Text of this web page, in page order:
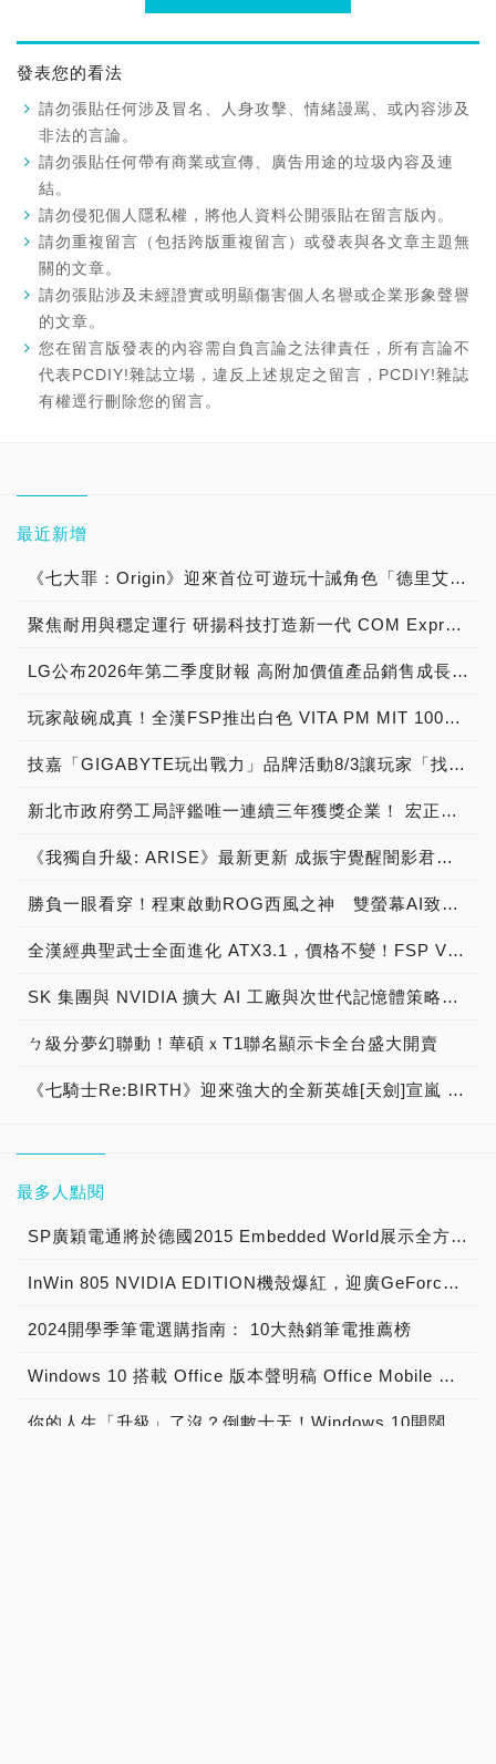
發表您的看法
請勿張貼任何涉及冒名、人身攻擊、情緒謾罵、或內容涉及
非法的言論。
請勿張貼任何帶有商業或宣傳、廣告用途的垃圾內容及連
結。
請勿侵犯個人隱私權，將他人資料公開張貼在留言版內。
請勿重複留言（包括跨版重複留言）或發表與各文章主題無
關的文章。
請勿張貼涉及未經證實或明顯傷害個人名譽或企業形象聲譽
的文章。
您在留言版發表的內容需自負言論之法律責任，所有言論不
代表PCDIY!雜誌立場，違反上述規定之留言，PCDIY!雜誌
有權逕行刪除您的留言。
最近新增
《七大罪：Origin》迎來首位可遊玩十誡角色「德里艾利」
聚焦耐用與穩定運行 研揚科技打造新一代 COM Express Type 6 模組
LG公布2026年第二季度財報 高附加價值產品銷售成長與成本競爭力提升，營業獲利年增 147%
玩家敲碗成真！全漢FSP推出白色 VITA PM MIT 1000W 靜音電源純白上市！ MIT 白金電源首度披上純白戰袍，支援 ATX 3.1、PCIe 5.1，10年保固！
技嘉「GIGABYTE玩出戰力」品牌活動8/3讓玩家「找到專屬配備」
新北市政府勞工局評鑑唯一連續三年獲獎企業！ 宏正三度榮膺新北市政府<友善移工企業>殊榮
《我獨自升級: ARISE》最新更新 成振宇覺醒闇影君主繼承者
勝負一眼看穿！程東啟動ROG西風之神 雙螢幕AI致勝全局
全漢經典聖武士全面進化 ATX3.1，價格不變！FSP VIC BD+ 電競入門最強銅牌電源！ ATX 3.1、全新壓紋線材、登錄享 5 年保固，打造新世代入門電競首選
SK 集團與 NVIDIA 擴大 AI 工廠與次世代記憶體策略合作 規模逾 5,000 億美元的 NVIDIA-SK AI 計畫（NVIDIA-SK AI Initiative）， 涵蓋 SK Telecom 最高達 2GW 的 AI 工廠，以及與 SK 海力士的長期 AI 記憶體合作
ㄅ級分夢幻聯動！華碩ｘT1聯名顯示卡全台盛大開賣
《七騎士Re:BIRTH》迎來強大的全新英雄[天劍]宣嵐 同步推出韓國主題劇情
最多人點閱
SP廣穎電通將於德國2015 Embedded World展示全方位工控系列產品
InWin 805 NVIDIA EDITION機殼爆紅，迎廣GeForce GTX特仕版機箱正式開賣！
2024開學季筆電選購指南： 10大熱銷筆電推薦榜
Windows 10 搭載 Office 版本聲明稿 Office Mobile 、 Office 2016 與 Office 365 版本差異說明